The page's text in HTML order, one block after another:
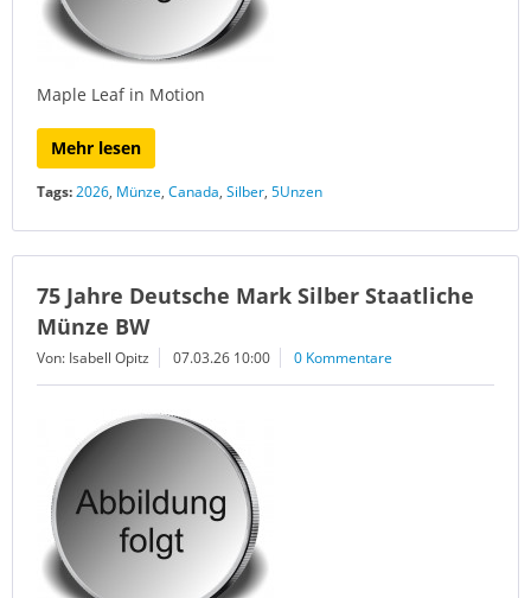
Maple Leaf in Motion
Mehr lesen
Tags:2026, Münze, Canada, Silber, 5Unzen
75 Jahre Deutsche Mark Silber Staatliche
Münze BW
Von: Isabell Opitz 07.03.26 10:00 0 Kommentare